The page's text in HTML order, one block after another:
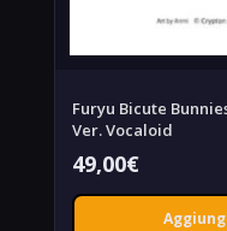
Furyu Bicute
Ver. Vocaloid
49,00€